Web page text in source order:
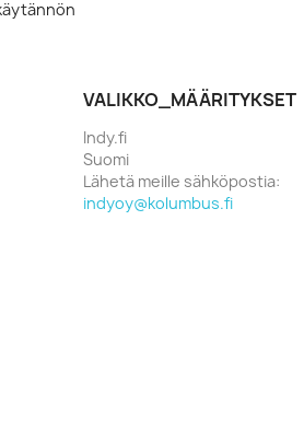
VALIKKO_MÄÄRITYKSET
Indy.fi
Suomi
Lähetä meille sähköpostia:
indyoy@kolumbus.fi